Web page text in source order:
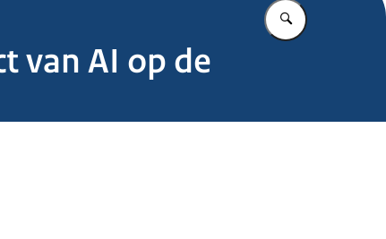
Vul in wat u
van AI op de